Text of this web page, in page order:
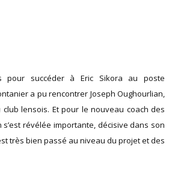
pour succéder à Eric Sikora au poste
a pu rencontrer Joseph Oughourlian,
club lensois. Et pour le nouveau coach des
s’est révélée importante, décisive dans son
très bien passé au niveau du projet et des